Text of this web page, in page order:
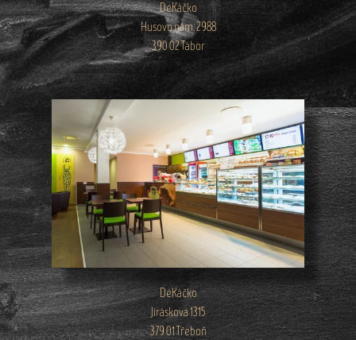
DéKáčko
Husovo nám. 2988
390 02 Tábor
DéKáčko
Jiráskova 1315
379 01 Třeboň